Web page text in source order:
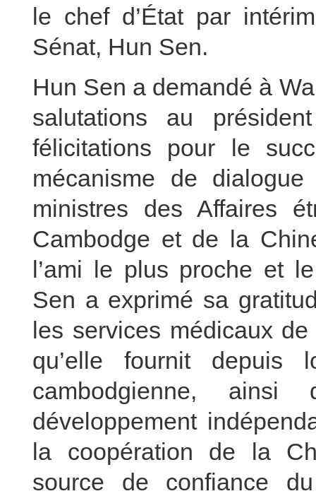
le chef d’État par
Sénat, Hun Sen.
Hun Sen a demandé à
salutations au
félicitations pour le
mécanisme de
ministres des Affaires
Cambodge et de la
l’ami le plus proche et
Sen a exprimé sa
les services médicaux
qu’elle fournit depuis
cambodgienne,
développement
la coopération de la
source de confiance